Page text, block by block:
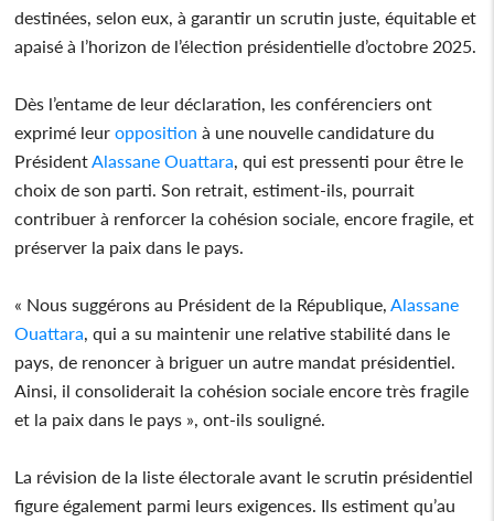
destinées, selon eux, à garantir un scrutin juste, équitable et
apaisé à l’horizon de l’élection présidentielle d’octobre 2025.
Dès l’entame de leur déclaration, les conférenciers ont
exprimé leuropposition à une nouvelle candidature du
Président Alassane Ouattara , qui est pressenti pour être le
choix de son parti. Son retrait, estiment-ils, pourrait
contribuer à renforcer la cohésion sociale, encore fragile, et
préserver la paix dans le pays.
« Nous suggérons au Président de la République, Alassane
Ouattara , qui a su maintenir une relative stabilité dans le
pays, de renoncer à briguer un autre mandat présidentiel.
Ainsi, il consoliderait la cohésion sociale encore très fragile
et la paix dans le pays », ont-ils souligné.
La révision de la liste électorale avant le scrutin présidentiel
figure également parmi leurs exigences. Ils estiment qu’au